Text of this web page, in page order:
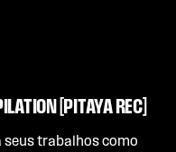
[PITAYA REC]
trabalhos como